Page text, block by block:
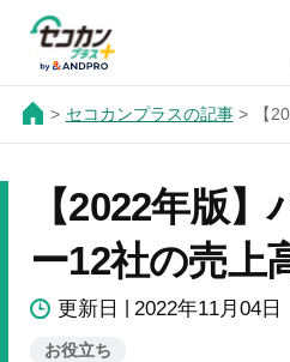
セコカンプラスの記事 【
【2022年版
ー12社の売上
更新日 2022年11月04日
お役立ち